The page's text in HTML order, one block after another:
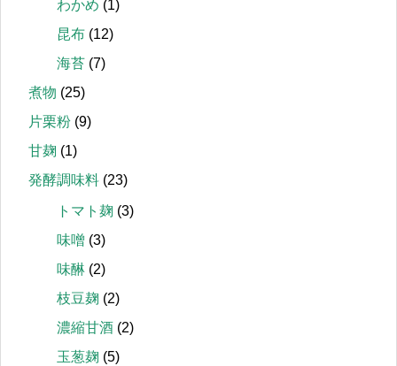
わかめ (1)
昆布 (12)
海苔 (7)
煮物 (25)
片栗粉 (9)
甘麹 (1)
発酵調味料 (23)
トマト麹 (3)
味噌 (3)
味醂 (2)
枝豆麹 (2)
濃縮甘酒 (2)
玉葱麹 (5)